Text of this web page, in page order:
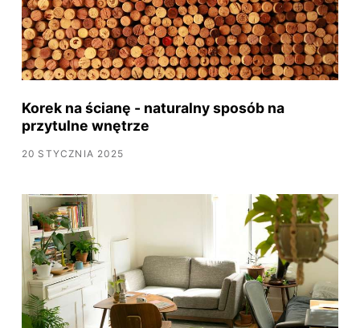
Korek na ścianę - naturalny sposób na
przytulne wnętrze
20 STYCZNIA 2025